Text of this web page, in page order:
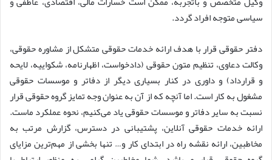
سیاسی متوجه افراد گردد.
دفتر حقوقی قرار با هدف ارائه خدمات حقوقی متشکل از مشاوره حقوقی،
وکالت دعاوی، تنظیم متون حقوقی (دادخواست، اظهارنامه، شکواییه، لایحه
و قرارداد) و داوری در کنار بسیاری دیگر از دفاتر و موسسات حقوقی
مشغول به کار است. اما آنچه که از آن به عنوان وجه تمایز گروه حقوقی قرار
نسبت به سایر دفاتر و موسسات حقوقی یاد می‌کنیم، نحوه عملکرد ماست.
ارائه خدمات حقوقی آنلاین، پشتیبانی در دسترس، گزارش مرتب به
مخاطبین، ارائه نقشه راه در ابتدای کار و… تنها بخشی از مهم‌ترین مزایای